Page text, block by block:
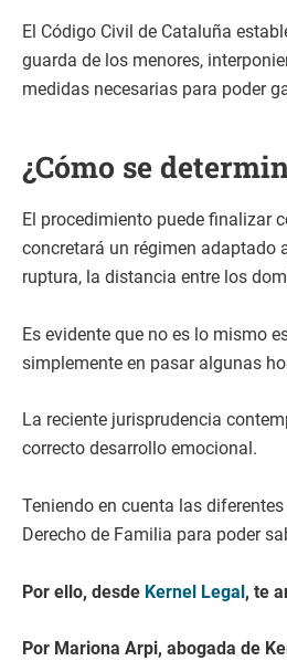
El Código Civil de Cataluña
guarda de los menores,
medidas necesarias para poder
¿Cómo se
El procedimiento puede finalizar
concretará un régimen adaptado
ruptura, la distancia entre los
Es evidente que no es lo mismo
simplemente en pasar algunas
La reciente jurisprudencia
correcto desarrollo emocional.
Teniendo en cuenta las
Derecho de Familia para poder
Por ello, desde Kernel Legal, te
Por Mariona Arpi, abogada de